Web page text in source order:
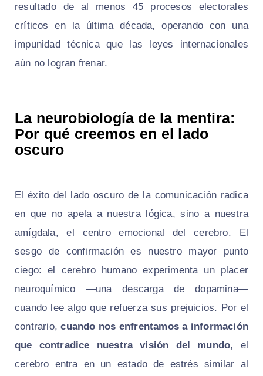
resultado de al menos 45 procesos electorales
críticos en la última década, operando con una
impunidad técnica que las leyes internacionales
aún no logran frenar.
La neurobiología de la mentira:
Por qué creemos en el lado
oscuro
El éxito del lado oscuro de la comunicación radica
en que no apela a nuestra lógica, sino a nuestra
amígdala, el centro emocional del cerebro. El
sesgo de confirmación es nuestro mayor punto
ciego: el cerebro humano experimenta un placer
neuroquímico —una descarga de dopamina—
cuando lee algo que refuerza sus prejuicios. Por el
contrario,cuando nos enfrentamos a información
que contradice nuestra visión del mundo, el
cerebro entra en un estado de estrés similar al